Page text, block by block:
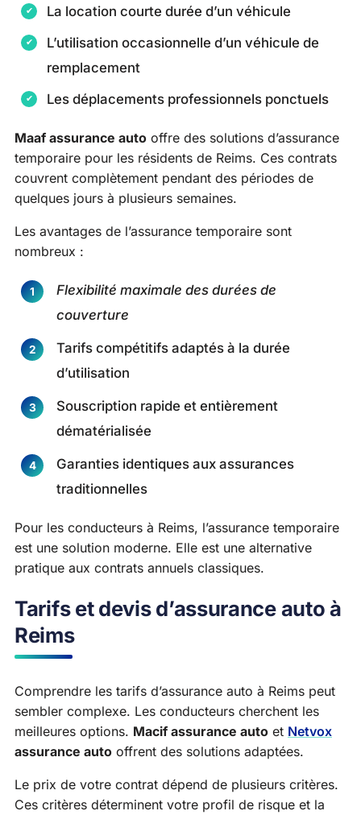
La location courte durée d’un véhicule
L’utilisation occasionnelle d’un véhicule de
remplacement
Les déplacements professionnels ponctuels
Maaf assurance auto offre des solutions d’assurance
temporaire pour les résidents de Reims. Ces contrats
couvrent complètement pendant des périodes de
quelques jours à plusieurs semaines.
Les avantages de l’assurance temporaire sont
nombreux :
Flexibilité maximale des durées de
couverture
Tarifs compétitifs adaptés à la durée
d’utilisation
Souscription rapide et entièrement
dématérialisée
Garanties identiques aux assurances
traditionnelles
Pour les conducteurs à Reims, l’assurance temporaire
est une solution moderne. Elle est une alternative
pratique aux contrats annuels classiques.
Tarifs et devis d’assurance auto à
Reims
Comprendre les tarifs d’assurance auto à Reims peut
sembler complexe. Les conducteurs cherchent les
meilleures options. Macif assurance auto et Netvox
assurance auto offrent des solutions adaptées.
Le prix de votre contrat dépend de plusieurs critères.
Ces critères déterminent votre profil de risque et la